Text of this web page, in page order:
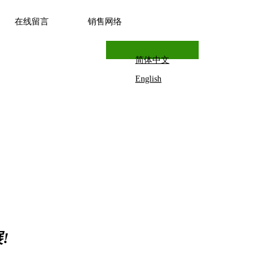
在线留言 销售网络
!
简体中文
English